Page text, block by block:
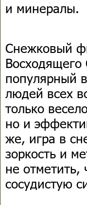
и минералы.
Снежковый
популярный
людей всех
только
но и
же, игра в
зоркость и
не отметить,
сосудистую